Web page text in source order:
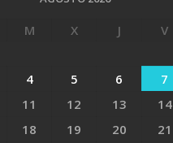
M X J V
4 5 6 7
11 12 13 14
18 19 20 21